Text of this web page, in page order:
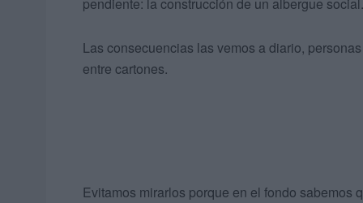
pendiente: la construcción de un albergue social.
Las consecuencias las vemos a diario,
entre cartones.
Evitamos mirarlos porque en el fondo sabemos